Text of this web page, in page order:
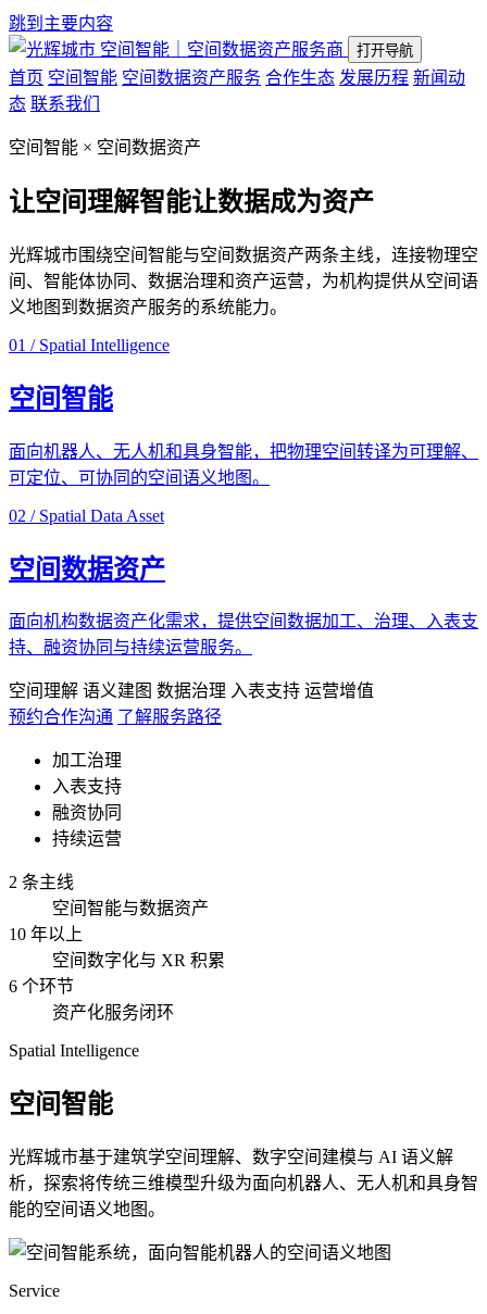
跳到主要内容
空间智能｜空间数据资产服务商
打开导航
首页 空间智能 空间数据资产服务 合作生态 发展历程 新闻动
态 联系我们
空间智能 × 空间数据资产
让空间理解智能让数据成为资产
光辉城市围绕空间智能与空间数据资产两条主线，连接物理空
间、智能体协同、数据治理和资产运营，为机构提供从空间语
义地图到数据资产服务的系统能力。
01 / Spatial Intelligence
空间智能
面向机器人、无人机和具身智能，把物理空间转译为可理解、
可定位、可协同的空间语义地图。
02 / Spatial Data Asset
空间数据资产
面向机构数据资产化需求，提供空间数据加工、治理、入表支
持、融资协同与持续运营服务。
空间理解 语义建图 数据治理 入表支持 运营增值
预约合作沟通 了解服务路径
加工治理
入表支持
融资协同
持续运营
2 条主线
空间智能与数据资产
10 年以上
空间数字化与 XR 积累
6 个环节
资产化服务闭环
Spatial Intelligence
空间智能
光辉城市基于建筑学空间理解、数字空间建模与 AI 语义解
析，探索将传统三维模型升级为面向机器人、无人机和具身智
能的空间语义地图。
Service